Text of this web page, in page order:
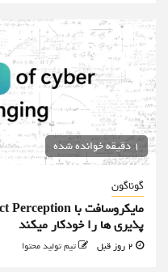
1 دقیقه خوانده شده
گوناگون
پذیری ها را خودکار میکند
تیم تولید محتوا